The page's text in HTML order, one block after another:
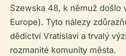
Szewska 48, k němuž došlo
Europe). Tyto nálezy
dědictví Vratislavi a trvalý
rozmanité komunity města.